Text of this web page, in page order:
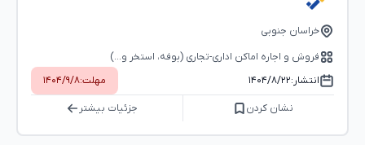
خراسان جنوبی
فروش و اجاره اماکن اداری-تجاری (بوفه، استخر و...)
انتشار:۱۴۰۴/۸/۲۲ مهلت:۱۴۰۴/۹/۸
نشان کردن جزئیات بیشتر